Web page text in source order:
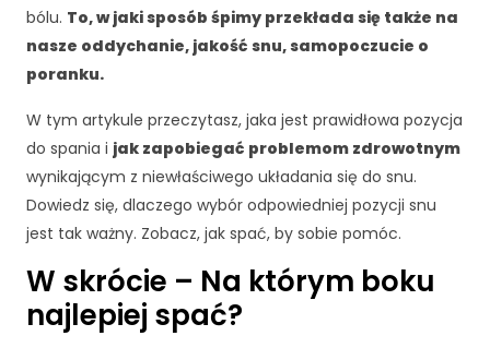
bólu. To, w jaki sposób śpimy przekłada się także na
nasze oddychanie, jakość snu, samopoczucie o
poranku.
W tym artykule przeczytasz, jaka jest prawidłowa pozycja
do spania i jak zapobiegać problemom zdrowotnym
wynikającym z niewłaściwego układania się do snu.
Dowiedz się, dlaczego wybór odpowiedniej pozycji snu
jest tak ważny. Zobacz, jak spać, by sobie pomóc.
W skrócie – Na którym boku
najlepiej spać?